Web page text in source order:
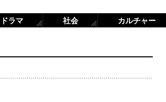
ドラマ 社会 カルチャー